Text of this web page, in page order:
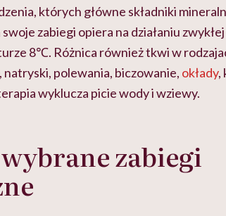
których główne składniki
zabiegi opiera na działaniu
8℃. Różnica również tkwi w
polewania, biczowanie, okłady,
wyklucza picie wody i wziewy.
zabiegi